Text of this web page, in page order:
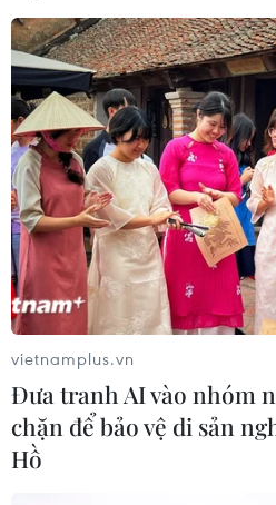
vietnamplus.vn
Đưa tranh AI vào nhóm
chặn để bảo vệ di sản
Hồ